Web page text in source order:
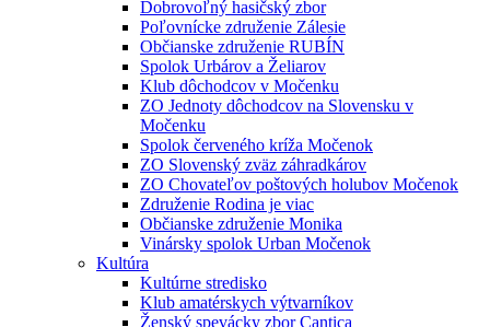
Dobrovoľný hasičský zbor
Poľovnícke združenie Zálesie
Občianske združenie RUBÍN
Spolok Urbárov a Želiarov
Klub dôchodcov v Močenku
ZO Jednoty dôchodcov na Slovensku v
Močenku
Spolok červeného kríža Močenok
ZO Slovenský zväz záhradkárov
ZO Chovateľov poštových holubov Močenok
Združenie Rodina je viac
Občianske združenie Monika
Vinársky spolok Urban Močenok
Kultúra
Kultúrne stredisko
Klub amatérskych výtvarníkov
Ženský spevácky zbor Cantica